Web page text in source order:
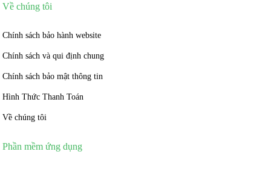
Về chúng tôi
Chính sách bảo hành website
Chính sách và qui định chung
Chính sách bảo mật thông tin
Hình Thức Thanh Toán
Về chúng tôi
Phần mềm ứng dụng